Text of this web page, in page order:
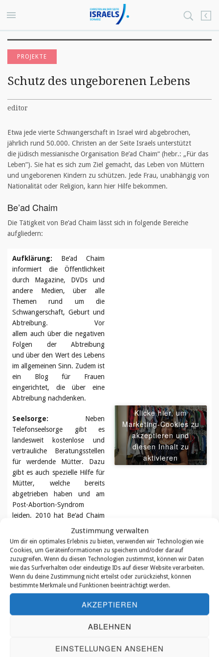
Zustimmung verwalten
Um dir ein optimales Erlebnis zu bieten, verwenden wir Technologien wie
Cookies, um Geräteinformationen zu speichern und/oder darauf
zuzugreifen. Wenn du diesen Technologien zustimmst, können wir Daten
wie das Surfverhalten oder eindeutige IDs auf dieser Website verarbeiten.
Wenn du deine Zustimmung nicht erteilst oder zurückziehst, können
bestimmte Merkmale und Funktionen beeinträchtigt werden.
AKZEPTIEREN
ABLEHNEN
EINSTELLUNGEN ANSEHEN
PROJEKTE
Schutz des ungeborenen Lebens
editor
Etwa jede vierte Schwangerschaft in Israel wird abgebrochen,
jährlich rund 50.000. Christen an der Seite Israels unterstützt
die jüdisch messianische Organisation Be’ad Chaim“ (hebr.: „Für das
Leben”). Sie hat es sich zum Ziel gemacht, das Leben von Müttern
und ungeborenen Kindern zu schützen. Jede Frau, unabhängig von
Nationalität oder Religion, kann hier Hilfe bekommen.
Be’ad Chaim
Die Tätigkeit von Be’ad Chaim lässt sich in folgende Bereiche
aufgliedern:
Aufklärung: Be’ad Chaim
informiert die Öffentlichkeit
durch Magazine, DVDs und
andere Medien, über alle
Themen rund um die
Schwangerschaft, Geburt und
Abtreibung. Vor
allem auch über die negativen
Folgen der Abtreibung
und über den Wert des Lebens
im allgemeinen Sinn. Zudem ist
ein Blog für Frauen
eingerichtet, die über eine
Abtreibung nachdenken.
Seelsorge: Neben
Telefonseelsorge gibt es
landesweit kostenlose und
vertrauliche Beratungsstellen
für werdende Mütter. Dazu
gibt es auch spezielle Hilfe für
Mütter, welche bereits
abgetrieben haben und am
Post-Abortion-Syndrom
leiden. 2010 hat Be‘ad Chaim
Gärten) eröffnet. Ein Park der
Erinnerung, in dem Frauen aus
der ganzen Welt, die ein Kind
durch Abtreibung oder
Fehlgeburt verloren haben,
ihr Kind und als Schritt zur
Klicke hier, um
Marketing-Cookies zu
akzeptieren und
diesen Inhalt zu
aktivieren
Projekt ,,Operation Moses”